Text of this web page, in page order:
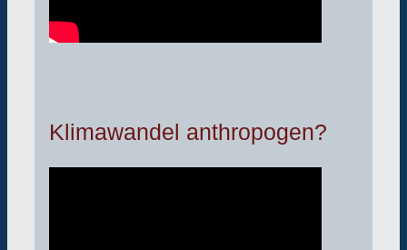
Klimawandel anthropogen?